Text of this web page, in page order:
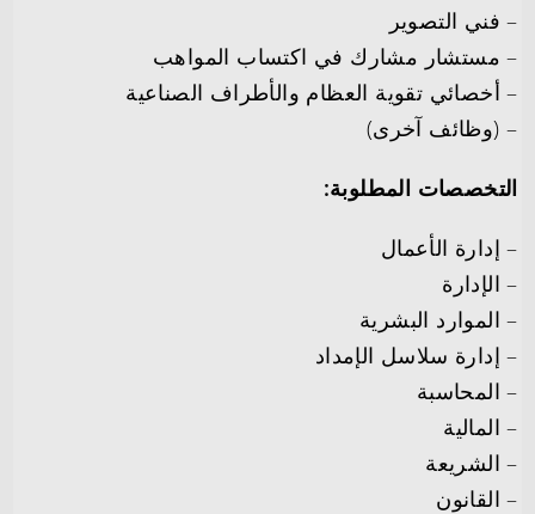
– فني التصوير
– مستشار مشارك في اكتساب المواهب
– أخصائي تقوية العظام والأطراف الصناعية
– ⁠(وظائف آخرى)
التخصصات المطلوبة:
– إدارة الأعمال
– الإدارة
– الموارد البشرية
– إدارة سلاسل الإمداد
– المحاسبة
– المالية
– الشريعة
– القانون